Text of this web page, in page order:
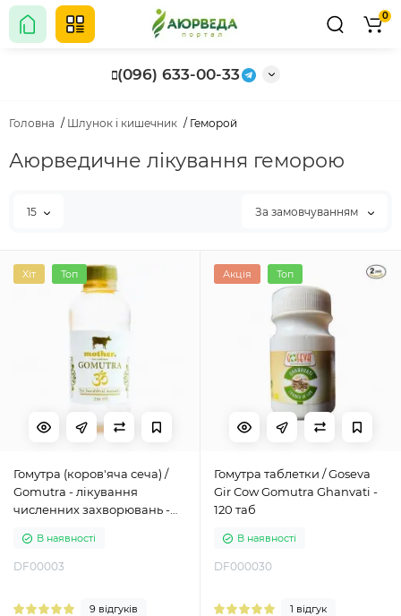
(096) 633-00-33
0
Головна Шлунок і кишечник Геморой
Аюрведичне лікування геморою
15 За замовчуванням
Хіт Топ
Гомутра (коров'яча сеча) /
Gomutra - лікування
численних захворювань -
В наявності
DF00003
9 відгуків
Акція Топ
Гомутра таблетки / Goseva
Gir Cow Gomutra Ghanvati -
120 таб
В наявності
DF000030
1 відгук